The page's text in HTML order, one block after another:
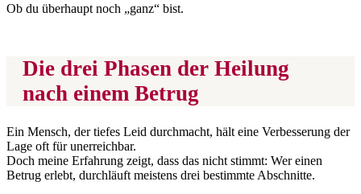
Ob du überhaupt noch „ganz“ bist.
Die drei Phasen der Heilung
nach einem Betrug
Ein Mensch, der tiefes Leid durchmacht, hält eine Verbesserung der
Lage oft für unerreichbar.
Doch meine Erfahrung zeigt, dass das nicht stimmt: Wer einen
Betrug erlebt, durchläuft meistens drei bestimmte Abschnitte.